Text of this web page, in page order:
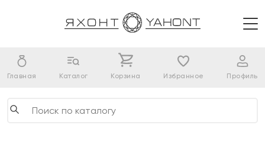
Главная Каталог Корзина Избранное Профиль